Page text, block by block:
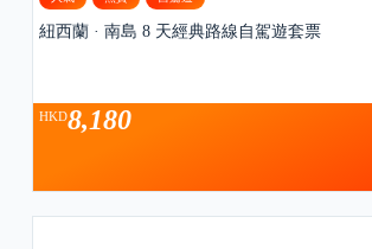
紐西蘭 · 南島 8 天經典路線自駕遊套票
HKD8,180